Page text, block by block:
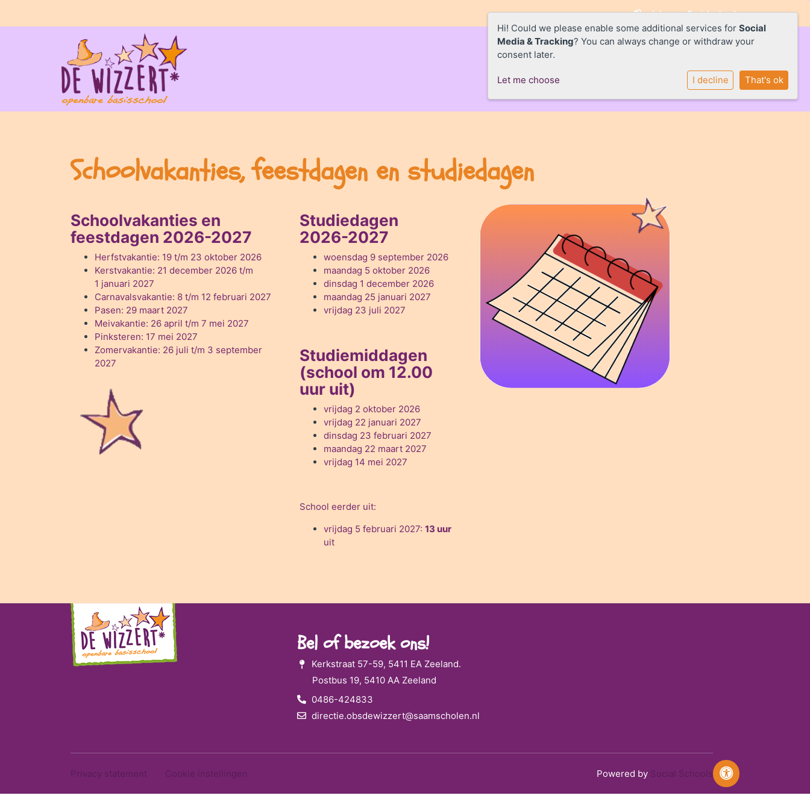
Inloggen Social schools
De Wizzert
PraktischSchoolvakanties, feestdagen en studiedagen
Schoolvakanties en
feestdagen 2026-2027
Herfstvakantie: 19 t/m 23 oktober 2026
Kerstvakantie: 21 december 2026 t/m
1 januari 2027
Carnavalsvakantie: 8 t/m 12 februari 2027
Pasen: 29 maart 2027
Meivakantie: 26 april t/m 7 mei 2027
Pinksteren: 17 mei 2027
Zomervakantie: 26 juli t/m 3 september
2027
Studiedagen
2026-2027
woensdag 9 september 2026
maandag 5 oktober 2026
dinsdag 1 december 2026
maandag 25 januari 2027
vrijdag 23 juli 2027
Studiemiddagen
(school om 12.00
uur uit)
vrijdag 2 oktober 2026
vrijdag 22 januari 2027
dinsdag 23 februari 2027
maandag 22 maart 2027
vrijdag 14 mei 2027
School eerder uit:
vrijdag 5 februari 2027: 13 uur
uit
Bel of bezoek ons!
Kerkstraat 57-59, 5411 EA Zeeland.
Postbus 19, 5410 AA Zeeland
0486-424833
directie.obsdewizzert@saamscholen.nl
Privacy statement Cookie instellingen Powered by Social Schools
Hi! Could we please enable some additional services for Social
Media & Tracking? You can always change or withdraw your
consent later.
Let me choose I decline That's ok